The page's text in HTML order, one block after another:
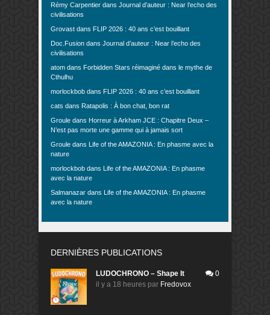
Rémy Carpentier dans Journal d’auteur : Near l’echo des
civilisations
Grovast dans FLIP 2026 : 40 ans c’est bouillant
Doc.Fusion dans Journal d’auteur : Near l’echo des
civilisations
atom dans Forbidden Stars réimaginé dans le mythe de
Cthulhu
morlockbob dans FLIP 2026 : 40 ans c’est bouillant
cats dans Ratapolis : À bon chat, bon rat
Groule dans Horreur à Arkham JCE : Chapitre Deux –
N’est pas morte une gamme qui à jamais sort
Groule dans Life of the AMAZONIA : En phasme avec la
nature
morlockbob dans Life of the AMAZONIA : En phasme
avec la nature
Salmanazar dans Life of the AMAZONIA : En phasme
avec la nature
DERNIÈRES PUBLICATIONS
LUDOCHRONO – Shape It
il y a 18 heures par Fredovox
0